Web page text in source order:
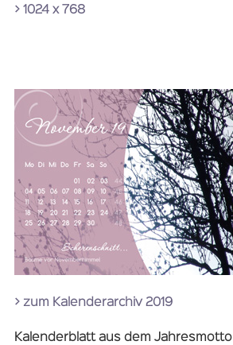
> 1024 x 768
> zum Kalenderarchiv 2019
Kalenderblatt aus dem Jahresmotto